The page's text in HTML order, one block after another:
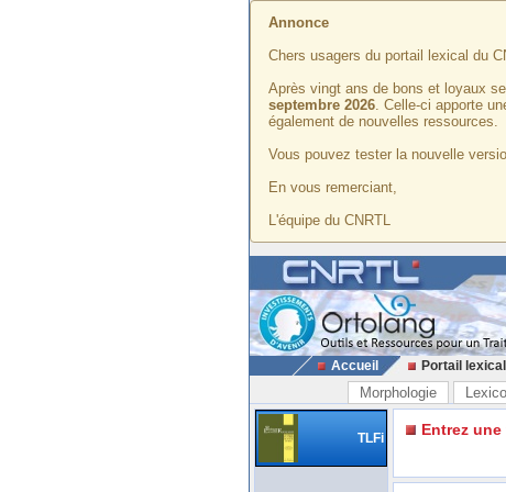
Annonce
Chers usagers du portail lexical du
Après vingt ans de bons et loyaux
septembre 2026. Celle-ci apporte
également de nouvelles ressources.
Vous pouvez tester la nouvelle
En vous remerciant,
L'équipe du CNRTL
Accueil Portail lexical
Morphologie
TLFi Entrez une